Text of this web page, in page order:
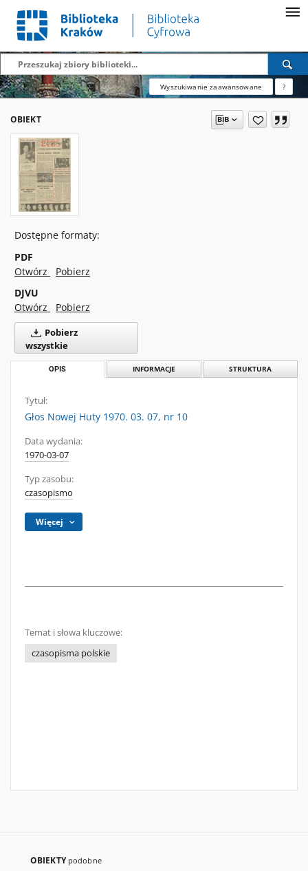
Wyszukiwanie zaawansowane ?
OBIEKT
Dostępne formaty:
PDF
Otwórz
Pobierz
DJVU
Otwórz
Pobierz
Pobierz
wszystkie
OPIS INFORMACJE STRUKTURA
Tytuł:
Głos Nowej Huty 1970. 03. 07, nr 10
Data wydania:
1970-03-07
Typ zasobu:
czasopismo
Więcej
Temat i słowa kluczowe:
czasopisma polskie
OBIEKTY podobne